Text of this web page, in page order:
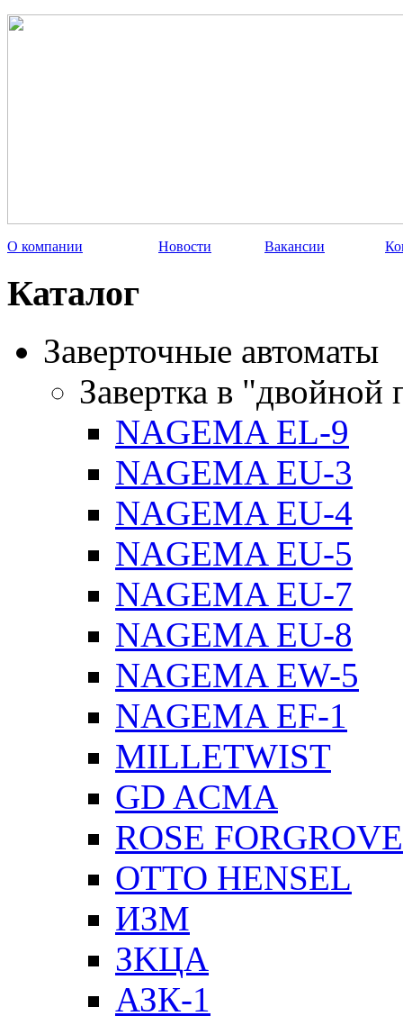
О компании Новости Вакансии
Каталог
Заверточные автоматы
Завертка в "двойной
NAGEMA EL-9
NAGEMA EU-3
NAGEMA EU-4
NAGEMA EU-5
NAGEMA EU-7
NAGEMA EU-8
NAGEMA EW-5
NAGEMA EF-1
MILLETWIST
GD ACMA
ROSE FORGROVE
OTTO HENSEL
ИЗМ
ЗKЦA
АЗК-1